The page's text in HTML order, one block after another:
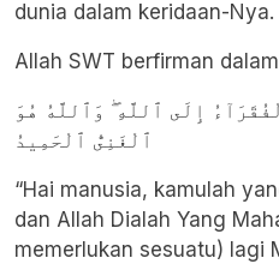
dunia dalam keridaan-Nya.
Allah SWT berfirman
إِلَى ٱللَّهِ ۖ وَٱللَّهُ هُوَ
ٱلْغَنِىُّ ٱلْحَمِيدُ
“Hai manusia, kamulah
dan Allah Dialah Yang
memerlukan sesuatu) lagi